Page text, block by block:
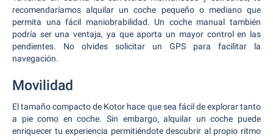
recomendaríamos alquilar un coche pequeño o mediano que
permita una fácil maniobrabilidad. Un coche manual también
podría ser una ventaja, ya que aporta un mayor control en las
pendientes. No olvides solicitar un GPS para facilitar la
navegación.
Movilidad
El tamaño compacto de Kotor hace que sea fácil de explorar tanto
a pie como en coche. Sin embargo, alquilar un coche puede
enriquecer tu experiencia permitiéndote descubrir al propio ritmo